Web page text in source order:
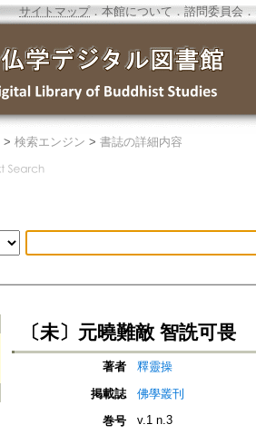
サイトマップ．本館について ． 諮問委員会 ．
> 検索エンジン > 書誌の詳細内容
〔未〕元曉難敵 智詵可畏
著者
釋靈操
掲載誌
佛學叢刊
巻号
v.1 n.3